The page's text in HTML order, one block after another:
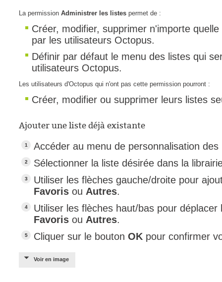
La permission Administrer les listes permet de :
Créer, modifier, supprimer n'importe
par les utilisateurs Octopus.
Définir par défaut le menu des listes qui
utilisateurs Octopus.
Les utilisateurs d'Octopus qui n'ont pas cette permission pourront :
Créer, modifier ou supprimer leurs listes
Ajouter une liste déjà existante
Accéder au menu de personnalisation des
Sélectionner la liste désirée dans la
Utiliser les flèches gauche/droite pour
Favoris ou Autres.
Utiliser les flèches haut/bas pour
Favoris ou Autres.
Cliquer sur le bouton OK pour confirmer
Voir en image